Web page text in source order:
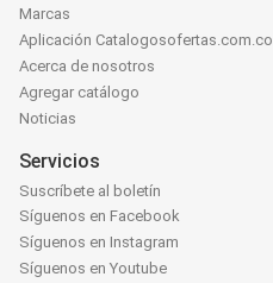
Marcas
Aplicación Catalogosofertas.com.co
Acerca de nosotros
Agregar catálogo
Noticias
Servicios
Suscríbete al boletín
Síguenos en Facebook
Síguenos en Instagram
Síguenos en Youtube